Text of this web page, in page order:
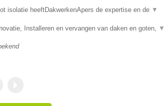
isolatie heeftDakwerkenApers de expertise en de ▼
Installeren en vervangen van daken en goten, ▼